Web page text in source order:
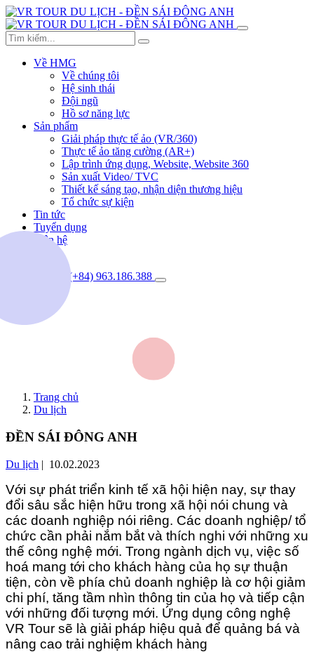
Về HMG
Về chúng tôi
Hệ sinh thái
Đội ngũ
Hồ sơ năng lực
Sản phẩm
Giải pháp thực tế ảo (VR/360)
Thực tế ảo tăng cường (AR+)
Lập trình ứng dụng, Website, Website 360
Sản xuất Video/ TVC
Thiết kế sáng tạo, nhận diện thương hiệu
Tổ chức sự kiện
Tin tức
Tuyển dụng
Liên hệ
(+84) 963.186.388
Trang chủ
Du lịch
ĐỀN SÁI ĐÔNG ANH
Du lịch | 10.02.2023
Với sự phát triển kinh tế xã hội hiện nay, sự thay
đổi sâu sắc hiện hữu trong xã hội nói chung và
các doanh nghiệp nói riêng. Các doanh nghiệp/ tổ
chức cần phải nắm bắt và thích nghi với những xu
thế công nghệ mới. Trong ngành dịch vụ, việc số
hoá mang tới cho khách hàng của họ sự thuận
tiện, còn về phía chủ doanh nghiệp là cơ hội giảm
chi phí, tăng tầm nhìn thông tin của họ và tiếp cận
với những đối tượng mới. Ứng dụng công nghệ
VR Tour sẽ là giải pháp hiệu quả để quảng bá và
nâng cao trải nghiệm khách hàng